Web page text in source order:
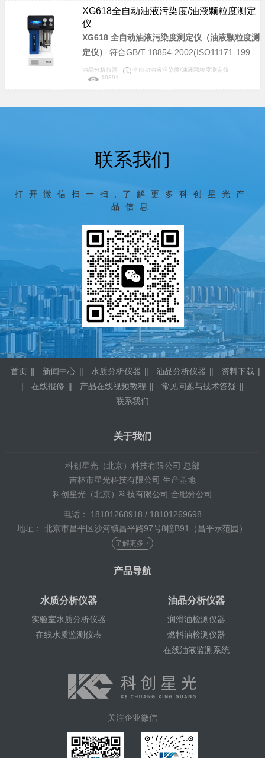
表示和判定》、GB/T 1995《石油产品粘度指数
计算法》，及中华人民共和国计量检定规程JJG
155《工作毛细管粘度计》所规定的要求设计制
造。适用于测定液体石油产品（指牛顿液体）和
聚合物稀溶液的运动粘度(mm2/s)，也可以根据
标准物质对毛细管的系数进行标定，可广泛应用
院所、大专院校、铁路、航空、计量等部门。
XG618全自动油液污染度/油液颗粒度测定
仪
XG618 全自动油液污染度测定仪（油液颗粒度测
定仪）
等标准。采用光阻(遮光)法计数原理研制，完全
符合相应国家标准及国际标准。可提供快速、准
口、冶金、机械、汽车制造等领域。
油品分析仪器
全自动油液污染度/油液颗粒度测定仪
10891
联系我们
打开微信扫一扫,了解更多科创星光产
品信息
首页 | 新闻中心 | 水质分析仪器 | 油品分析仪器 |
资料下载
|
在线报修 | 产品在线视频教程 | 常见问题与技术答疑
|
联系我们
关于我们
科创星光（北京）科技有限公司 总部
吉林市星光科技有限公司 生产基地
科创星光（北京）科技有限公司 合肥分公司
电话： 18101268918 / 18101269698
地址： 北京市昌平区沙河镇昌平路97号8幢B91（昌平示范园）
了解更多 >
产品导航
水质分析仪器
实验室水质分析仪器
在线水质监测仪表
油品分析仪器
润滑油检测仪器
燃料油检测仪器
在线油液监测系统
关注企业微信